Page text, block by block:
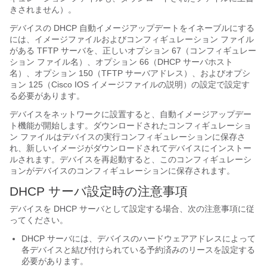
きされません）。
デバイスの DHCP 自動イメージアップデートをイネーブルにする
には、イメージファイルおよびコンフィギュレーション ファイル
がある TFTP サーバを、正しいオプション 67（コンフィギュレー
ション ファイル名）、オプション 66（DHCP サーバホスト
名）、オプション 150（TFTP サーバアドレス）、およびオプシ
ョン 125（Cisco IOS イメージファイルの説明）の設定で設定す
る必要があります。
デバイスをネットワークに設置すると、自動イメージアップデー
ト機能が開始します。ダウンロードされたコンフィギュレーショ
ン ファイルはデバイスの実行コンフィギュレーションに保存さ
れ、新しいイメージがダウンロードされてデバイスにインストー
ルされます。デバイスを再起動すると、このコンフィギュレーシ
ョンがデバイスのコンフィギュレーションに保存されます。
DHCP サーバ設定時の注意事項
デバイスを DHCP サーバとして設定する場合、次の注意事項に従
ってください。
DHCP サーバには、デバイスのハードウェアアドレスによって
各デバイスと結び付けられている予約済みのリースを設定する
必要があります。